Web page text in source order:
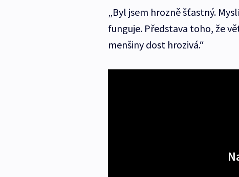
„Byl jsem hrozně šťastný.
funguje. Představa toho, že
menšiny dost hrozivá.“